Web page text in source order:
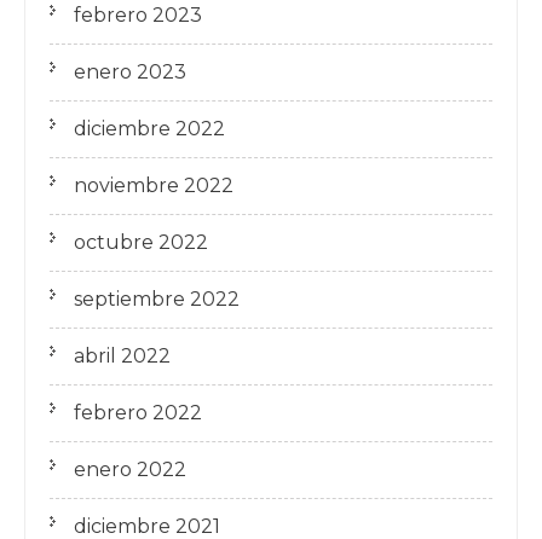
febrero 2023
enero 2023
diciembre 2022
noviembre 2022
octubre 2022
septiembre 2022
abril 2022
febrero 2022
enero 2022
diciembre 2021